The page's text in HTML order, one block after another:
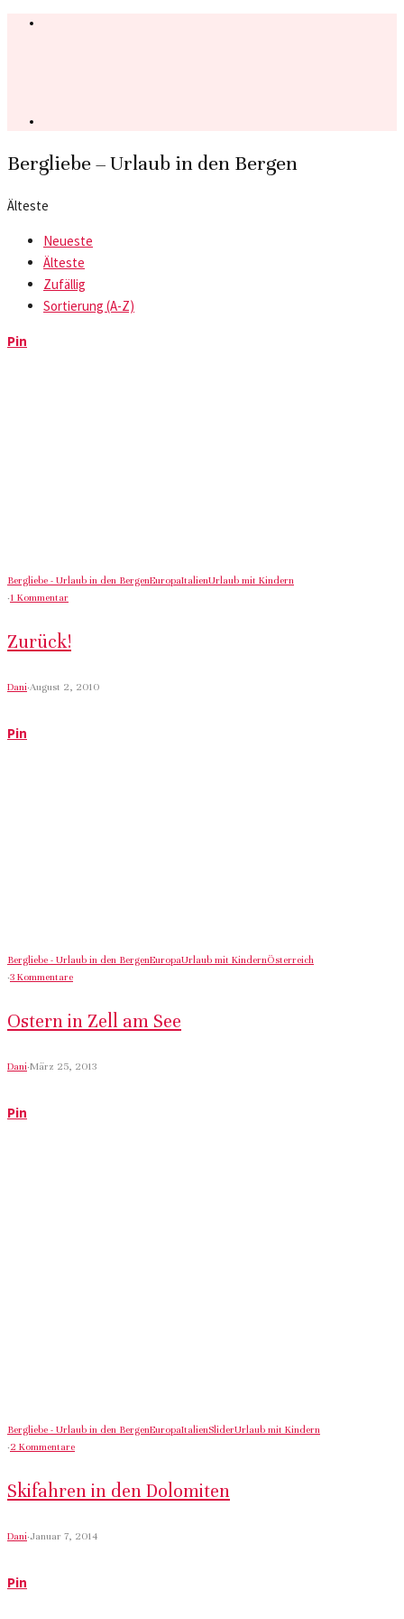
Bergliebe – Urlaub in den Bergen
Älteste
Neueste
Älteste
Zufällig
Sortierung (A-Z)
Pin
Bergliebe - Urlaub in den BergenEuropaItalienUrlaub mit Kindern
·1 Kommentar
Zurück!
Dani·August 2, 2010
Pin
Bergliebe - Urlaub in den BergenEuropaUrlaub mit KindernÖsterreich
·3 Kommentare
Ostern in Zell am See
Dani·März 25, 2013
Pin
Bergliebe - Urlaub in den BergenEuropaItalienSliderUrlaub mit Kindern
·2 Kommentare
Skifahren in den Dolomiten
Dani·Januar 7, 2014
Pin